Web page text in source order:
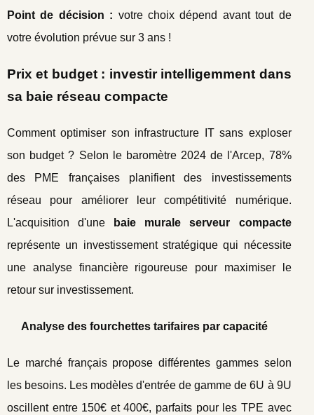
Point de décision : votre choix dépend avant tout de
votre évolution prévue sur 3 ans !
Prix et budget : investir intelligemment dans
sa baie réseau compacte
Comment optimiser son infrastructure IT sans exploser
son budget ? Selon le baromètre 2024 de l'Arcep, 78%
des PME françaises planifient des investissements
réseau pour améliorer leur compétitivité numérique.
L'acquisition d'une
baie murale serveur compacte
représente un investissement stratégique qui nécessite
une analyse financière rigoureuse pour maximiser le
retour sur investissement.
Analyse des fourchettes tarifaires par capacité
Le marché français propose différentes gammes selon
les besoins. Les modèles d'entrée de gamme de 6U à 9U
oscillent entre 150€ et 400€, parfaits pour les TPE avec